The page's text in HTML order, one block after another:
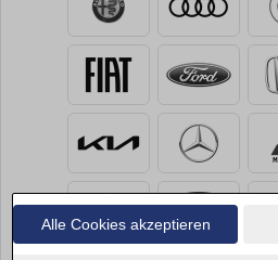
Alle Cookies akzeptieren